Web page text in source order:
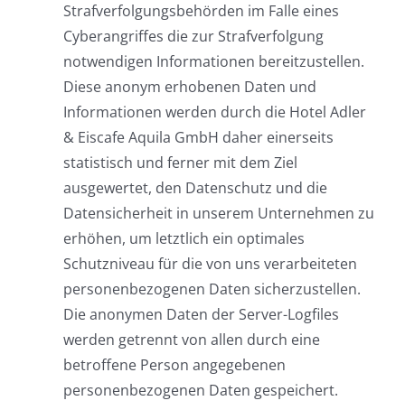
Strafverfolgungsbehörden im Falle eines
Cyberangriffes die zur Strafverfolgung
notwendigen Informationen bereitzustellen.
Diese anonym erhobenen Daten und
Informationen werden durch die Hotel Adler
& Eiscafe Aquila GmbH daher einerseits
statistisch und ferner mit dem Ziel
ausgewertet, den Datenschutz und die
Datensicherheit in unserem Unternehmen zu
erhöhen, um letztlich ein optimales
Schutzniveau für die von uns verarbeiteten
personenbezogenen Daten sicherzustellen.
Die anonymen Daten der Server-Logfiles
werden getrennt von allen durch eine
betroffene Person angegebenen
personenbezogenen Daten gespeichert.